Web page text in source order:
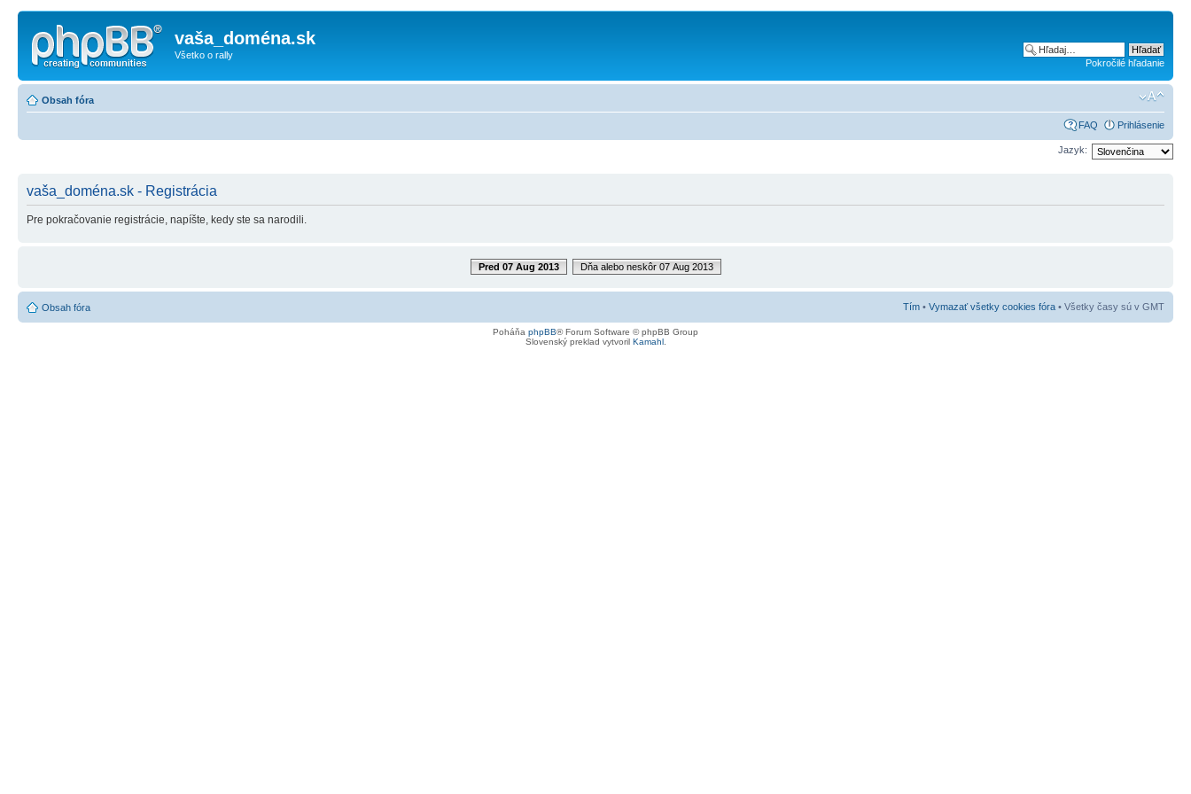
vaša_doména.sk
Všetko o rally
Pokročilé hľadanie
Obsah fóra
FAQ Prihlásenie
Jazyk:
vaša_doména.sk - Registrácia
Pre pokračovanie registrácie, napíšte, kedy ste sa narodili.
Pred 07 Aug 2013 Dňa alebo neskôr 07 Aug 2013
Obsah fóra Tím • Vymazať všetky cookies fóra • Všetky časy sú v GMT
Poháňa phpBB® Forum Software © phpBB Group
Slovenský preklad vytvoril Kamahl.